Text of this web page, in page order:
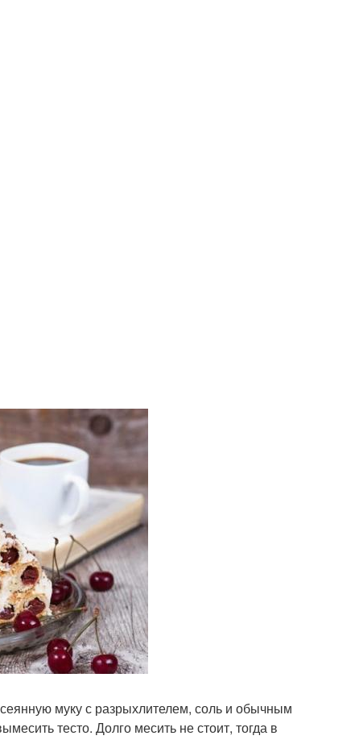
муку с разрыхлителем, соль и обычным
тесто. Долго месить не стоит, тогда в